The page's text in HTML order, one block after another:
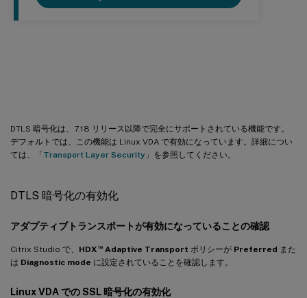
DTLS 暗号化は、7.18 リリース以降で完全にサポートされている機能です。
デフォルトでは、この機能は Linux VDA で有効になっています。詳細につい
ては、「Transport Layer Security 」を参照してください。
DTLS 暗号化の有効化
アダプティブトランスポートが有効になっていることの確認
Citrix Studio で、 HDX ™Adaptive Transport ポリシーが Preferred また
は Diagnostic mode に設定されていることを確認します。
Linux VDA での SSL 暗号化の有効化